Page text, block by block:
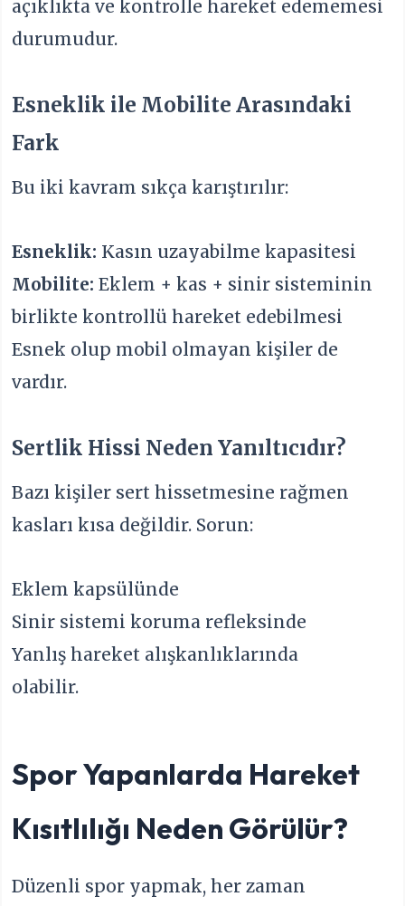
açıklıkta ve kontrolle hareket edememesi
durumudur.
Esneklik ile Mobilite Arasındaki
Fark
Bu iki kavram sıkça karıştırılır:
Esneklik: Kasın uzayabilme kapasitesi
Mobilite: Eklem + kas + sinir sisteminin
birlikte kontrollü hareket edebilmesi
Esnek olup mobil olmayan kişiler de
vardır.
Sertlik Hissi Neden Yanıltıcıdır?
Bazı kişiler sert hissetmesine rağmen
kasları kısa değildir. Sorun:
Eklem kapsülünde
Sinir sistemi koruma refleksinde
Yanlış hareket alışkanlıklarında
olabilir.
Spor Yapanlarda Hareket
Kısıtlılığı Neden Görülür?
Düzenli spor yapmak, her zaman